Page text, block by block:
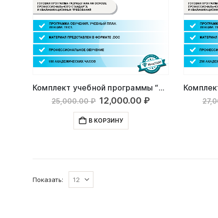
Комплект учебной программы “Повар”
25,000.00₽ Первоначальная
составляла
12,000.00 ₽Текущая
В КОРЗИНУ
Показать: